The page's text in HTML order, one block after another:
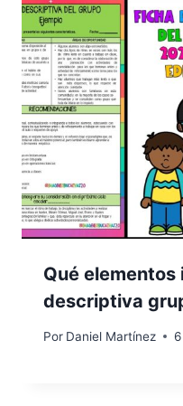
Qué
descriptiva
Por Daniel Martínez